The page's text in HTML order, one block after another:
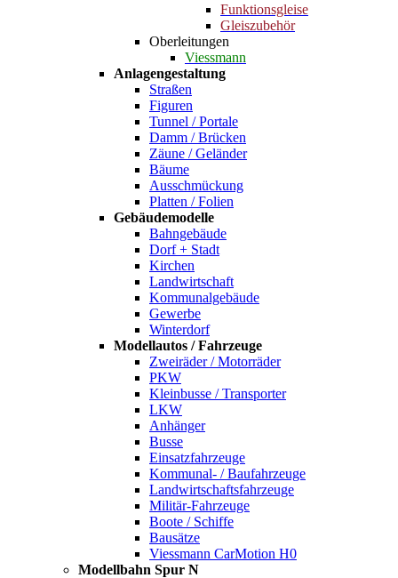
Funktionsgleise
Gleiszubehör
Oberleitungen
Viessmann
Anlagengestaltung
Straßen
Figuren
Tunnel / Portale
Damm / Brücken
Zäune / Geländer
Bäume
Ausschmückung
Platten / Folien
Gebäudemodelle
Bahngebäude
Dorf + Stadt
Kirchen
Landwirtschaft
Kommunalgebäude
Gewerbe
Winterdorf
Modellautos / Fahrzeuge
Zweiräder / Motorräder
PKW
Kleinbusse / Transporter
LKW
Anhänger
Busse
Einsatzfahrzeuge
Kommunal- / Baufahrzeuge
Landwirtschaftsfahrzeuge
Militär-Fahrzeuge
Boote / Schiffe
Bausätze
Viessmann CarMotion H0
Modellbahn Spur N